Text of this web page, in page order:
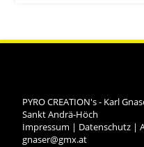
PYRO CREATION's - Karl
Sankt Andrä-Höch
Impressum | Datenschutz |
gnaser@gmx.at